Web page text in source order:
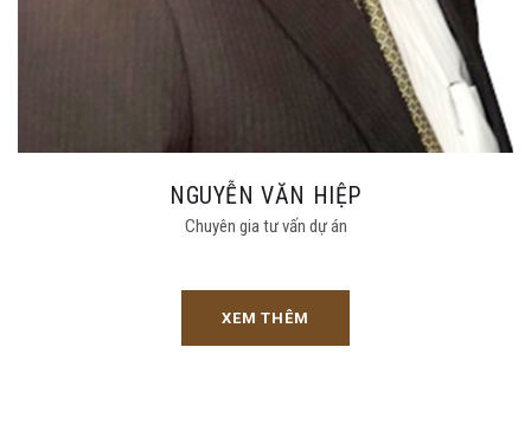
NGUYỄN VĂN HIỆP
Chuyên gia tư vấn dự án
XEM THÊM